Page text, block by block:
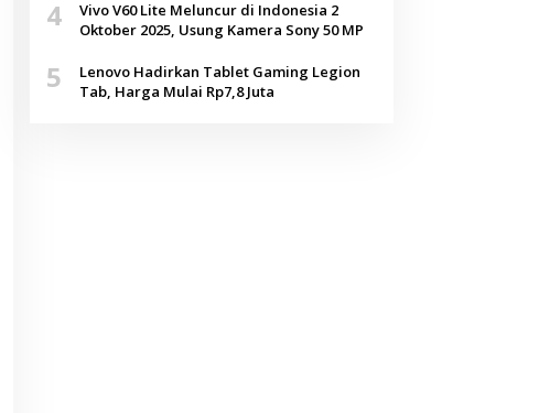
4
Vivo V60 Lite Meluncur di Indonesia 2
Oktober 2025, Usung Kamera Sony 50 MP
5
Lenovo Hadirkan Tablet Gaming Legion
Tab, Harga Mulai Rp7,8 Juta